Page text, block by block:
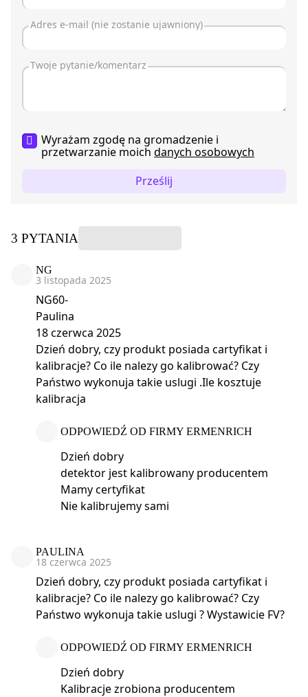
Wyrażam zgodę na gromadzenie i
przetwarzanie moich danych osobowych
Prześlij
3 PYTANIA
NG
3 listopada 2025
NG60-
Paulina
18 czerwca 2025
Dzień dobry, czy produkt posiada cartyfikat i
kalibracje? Co ile nalezy go kalibrować? Czy
Państwo wykonuja takie uslugi .Ile kosztuje
kalibracja
ODPOWIEDŹ OD FIRMY ERMENRICH
Dzień dobry
detektor jest kalibrowany producentem
Mamy certyfikat
Nie kalibrujemy sami
PAULINA
18 czerwca 2025
Dzień dobry, czy produkt posiada cartyfikat i
kalibracje? Co ile nalezy go kalibrować? Czy
Państwo wykonuja takie uslugi ? Wystawicie FV?
ODPOWIEDŹ OD FIRMY ERMENRICH
Dzień dobry
Kalibracje zrobiona producentem